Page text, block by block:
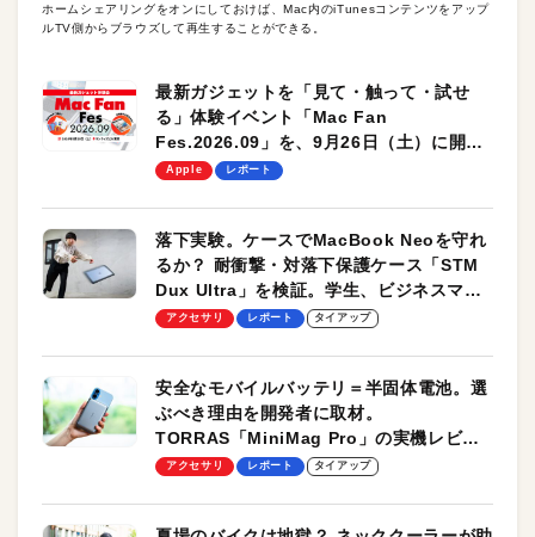
ホームシェアリングをオンにしておけば、Mac内のiTunesコンテンツをアップ
ルTV側からブラウズして再生することができる。
最新ガジェットを「見て・触って・試せ
る」体験イベント「Mac Fan
Fes.2026.09」を、9月26日（土）に開催
します！
Apple レポート
落下実験。ケースでMacBook Neoを守れ
るか？ 耐衝撃・対落下保護ケース「STM
Dux Ultra」を検証。学生、ビジネスマン
のモバイルユースに最適！
アクセサリ レポート タイアップ
安全なモバイルバッテリ＝半固体電池。選
ぶべき理由を開発者に取材。
TORRAS「MiniMag Pro」の実機レビュ
ーも
アクセサリ レポート タイアップ